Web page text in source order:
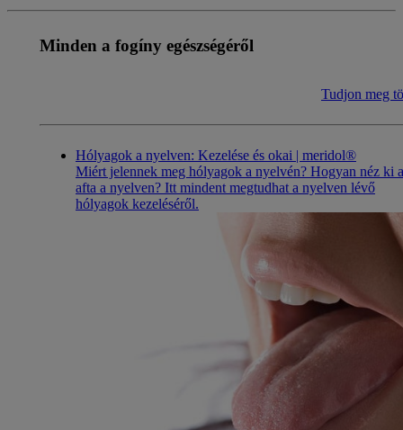
Minden a fogíny egészségéről
Tudjon meg
Hólyagok a nyelven: Kezelése és okai | meridol®
Miért jelennek meg hólyagok a nyelvén? Hogyan néz ki
afta a nyelven? Itt mindent megtudhat a nyelven lévő
hólyagok kezeléséről.